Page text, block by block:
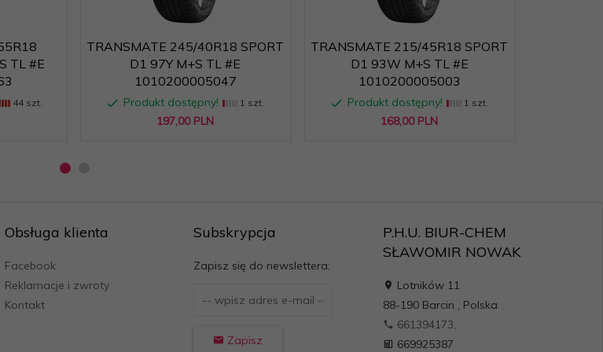
TL #E
44 szt.
TRANSMATE 245/40R18 SPORT
D1 97Y M+S TL #E
1010200005047
Produkt dostępny! 1 szt.
197,00 PLN
TRANSMATE 215/45R18 SPORT
D1 93W M+S TL #E
1010200005003
Produkt dostępny! 1 szt.
168,00 PLN
Obsługa klienta
Facebook
Reklamacje i zwroty
Kontakt
Subskrypcja
Zapisz się do newslettera:
Zapisz
P.H.U. BIUR-CHEM
SŁAWOMIR NOWAK
Lotników 11
88-190 Barcin , Polska
661394173,
669925387